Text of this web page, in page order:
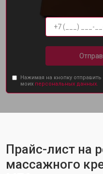
Нажимая на кнопку
моих персональных данных.
Прайс-лист на
массажного